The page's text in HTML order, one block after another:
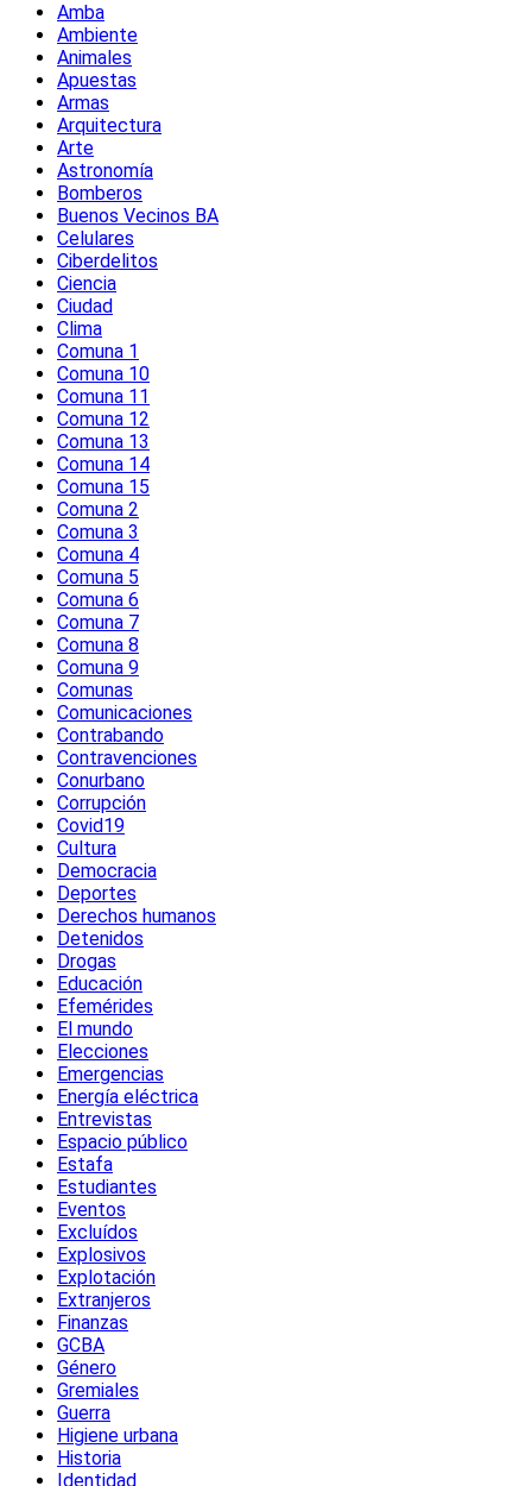
Amba
Ambiente
Animales
Apuestas
Armas
Arquitectura
Arte
Astronomía
Bomberos
Buenos Vecinos BA
Celulares
Ciberdelitos
Ciencia
Ciudad
Clima
Comuna 1
Comuna 10
Comuna 11
Comuna 12
Comuna 13
Comuna 14
Comuna 15
Comuna 2
Comuna 3
Comuna 4
Comuna 5
Comuna 6
Comuna 7
Comuna 8
Comuna 9
Comunas
Comunicaciones
Contrabando
Contravenciones
Conurbano
Corrupción
Covid19
Cultura
Democracia
Deportes
Derechos humanos
Detenidos
Drogas
Educación
Efemérides
El mundo
Elecciones
Emergencias
Energía eléctrica
Entrevistas
Espacio público
Estafa
Estudiantes
Eventos
Excluídos
Explosivos
Explotación
Extranjeros
Finanzas
GCBA
Género
Gremiales
Guerra
Higiene urbana
Historia
Identidad